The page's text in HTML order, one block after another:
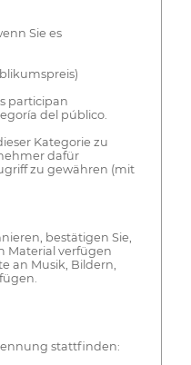
Sie es
participan
del público.
Kategorie zu
dafür
zu gewähren (mit
bestätigen Sie,
Material verfügen
an Musik, Bildern,
stattfinden: